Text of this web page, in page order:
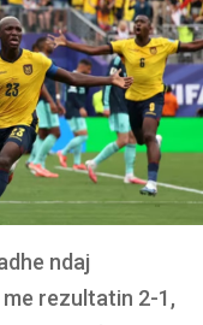
ndaj
me rezultatin 2-1,